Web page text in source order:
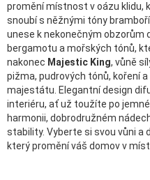
promění místnost v oázu klidu,
snoubí s něžnými tóny
unese k nekonečným obzorům
bergamotu a mořských tónů,
nakonec Majestic King, vůně
pižma, pudrových tónů, koření
majestátu. Elegantní design
interiéru, ať už toužíte po
harmonii, dobrodružném
stability. Vyberte si svou vůni a
který promění váš domov v